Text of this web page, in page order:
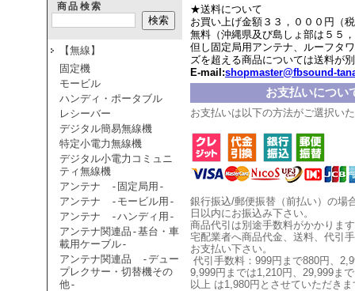
商品検索
【無線】
固定機
モービル
ハンディ・ポータブル
レシーバー
デジタル簡易無線機
特定小電力無線機
デジタル小電力コミュニ
ティ無線機
アンテナ -固定局用-
アンテナ -モービル用-
アンテナ -ハンディ用-
アンテナ関連品-基台・車
載用ケーブル-
アンテナ関連品 -デュー
プレクサー・切替機その
他-
★送料について
お買い上げ金額３３，０００円（
無料（沖縄県及び島しょ部は５５
但し固定局用アンテナ、ルーフタ
ズを超える商品については送料が
E-mail:shopmaster@fbsound-
お支払いについ
お支払いは以下の方法がご選択い
銀行振込/郵便振替（前払い）の場
日以内にお振込み下さい。
商品代引は別途手数料がかかりま
宅配業者へ商品代金、送料、代引
お支払い下さい。
代引手数料：999円まで880円、
9,999円までは1,210円、 29,999まで
以上 は1,980円とさせていただき